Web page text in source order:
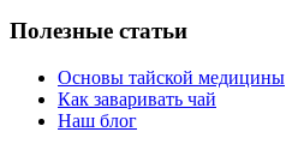
Полезные статьи
Основы тайской медицины
Как заваривать чай
Наш блог